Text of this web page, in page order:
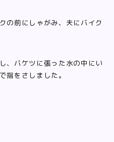
の前にしゃがみ、夫にバイク
、バケツに張った水の中にい
指をさしました。